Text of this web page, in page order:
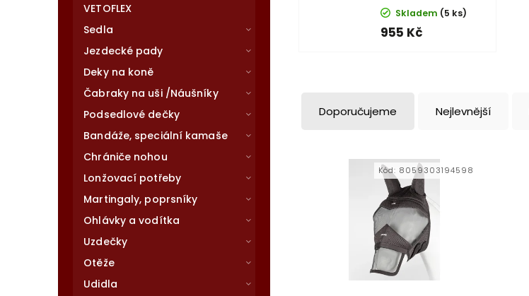
VETOFLEX
Sedla
Jezdecké pady
Deky na koně
Čabraky na uši /Náušníky
Podsedlové dečky
Bandáže, speciální kamaše
Chrániče nohou
Lonžovací potřeby
Martingaly, poprsníky
Ohlávky a vodítka
Uzdečky
Otěže
Udidla
Skladem (5 ks)
955 Kč
Doporučujeme Nejlevnější
Kód: 8059303194598